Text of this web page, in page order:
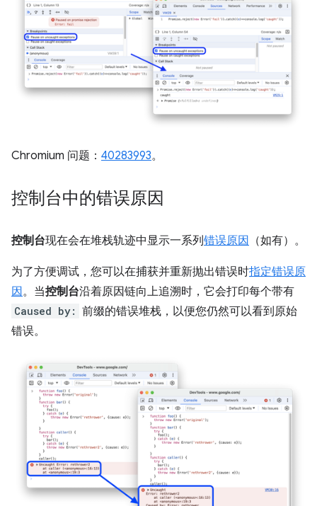
Chromium 问题： 40283993。
控制台中的错误原因
控制台现在会在堆栈轨迹中显示一系列错误原因 （如有）。
为了方便调试，您可以在捕获并重新抛出错误时指定错误原
因。当控制台沿着原因链向上追溯时，它会打印每个带有
Caused by: 前缀的错误堆栈，以便您仍然可以看到原始
错误。